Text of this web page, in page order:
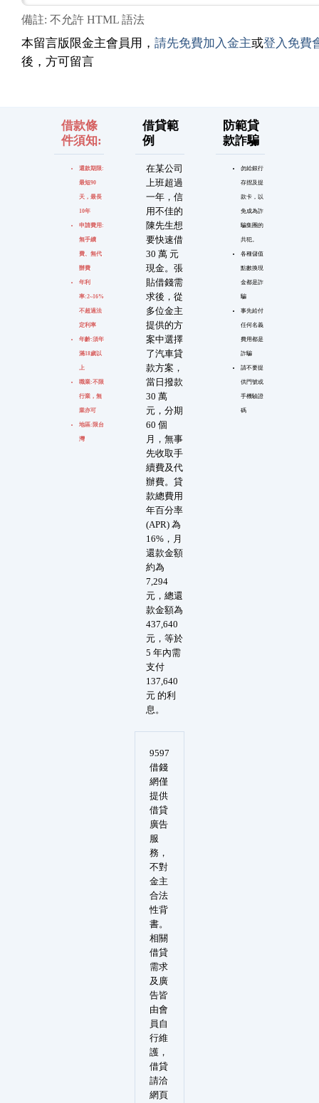
備註: 不允許 HTML 語法
本留言版限金主會員用， 請先免費加入金主或登入免費
後，方可留言
借款條
件須知:
還款期限:
最短90
天，最長
10年
申請費用:
無手續
費、無代
辦費
年利
率:2~16%
不超過法
定利率
年齡:須年
滿18歲以
上
職業:不限
行業，無
業亦可
地區:限台
灣
借貸範
例
在某公司
上班超過
一年，信
用不佳的
陳先生想
要快速借
30 萬 元
現金。張
貼借錢需
求後，從
多位金主
提供的方
案中選擇
了汽車貸
款方案，
當日撥款
30 萬
元，分期
60 個
月，無事
先收取手
續費及代
辦費。貸
款總費用
年百分率
(APR) 為
16%，月
還款金額
約為
7,294
元，總還
款金額為
437,640
元，等於
5 年內需
支付
137,640
元 的利
息。
防範貸
款詐騙
勿給銀行
存摺及提
款卡，以
免成為詐
騙集團的
共犯。
各種儲值
點數換現
金都是詐
騙
事先給付
任何名義
費用都是
詐騙
請不要提
供門號或
手機驗證
碼
9597
借錢
網僅
提供
借貸
廣告
服
務，
不對
金主
合法
性背
書。
相關
借貸
需求
及廣
告皆
由會
員自
行維
護，
借貸
請洽
網頁